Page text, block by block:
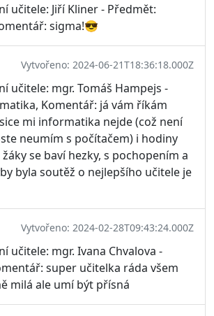
učitele: Jiří Kliner - Předmět:
sigma!😎
Vytvořeno: 2024-06-21T18:36:18.000Z
učitele: mgr. Tomáš Hampejs -
Komentář: já vám říkám
mi informatika nejde (což není
neumím s počítačem) i hodiny
se baví hezky, s pochopením a
byla soutěž o nejlepšího učitele je
Vytvořeno: 2024-02-28T09:43:24.000Z
učitele: mgr. Ivana Chvalova -
super učitelka ráda všem
milá ale umí být přísná